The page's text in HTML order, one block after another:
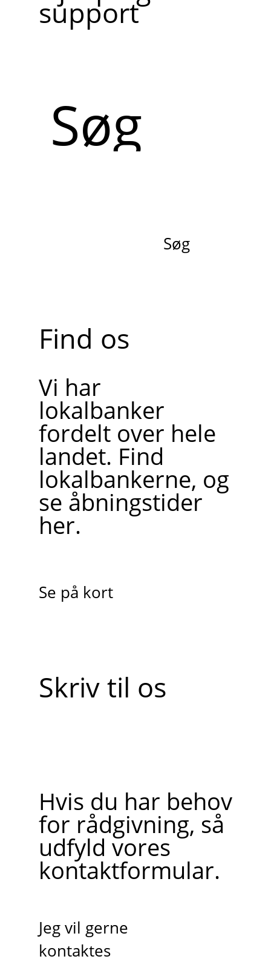
support
Søg
Find os
Vi har
lokalbanker
fordelt over hele
landet. Find
lokalbankerne, og
se åbningstider
her.
Se på kort
Skriv til os
Hvis du har behov
for rådgivning, så
udfyld vores
kontaktformular.
Jeg vil gerne
kontaktes